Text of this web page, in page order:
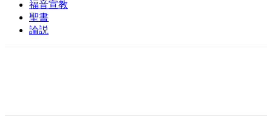
福音宣教
聖書
論説